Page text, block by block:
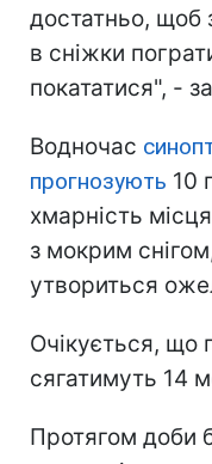
достатньо, щоб
в сніжки
покататися", -
Водночас
прогнозують 10
хмарність
з мокрим
утвориться
Очікується, що
сягатимуть 14
Протягом доби